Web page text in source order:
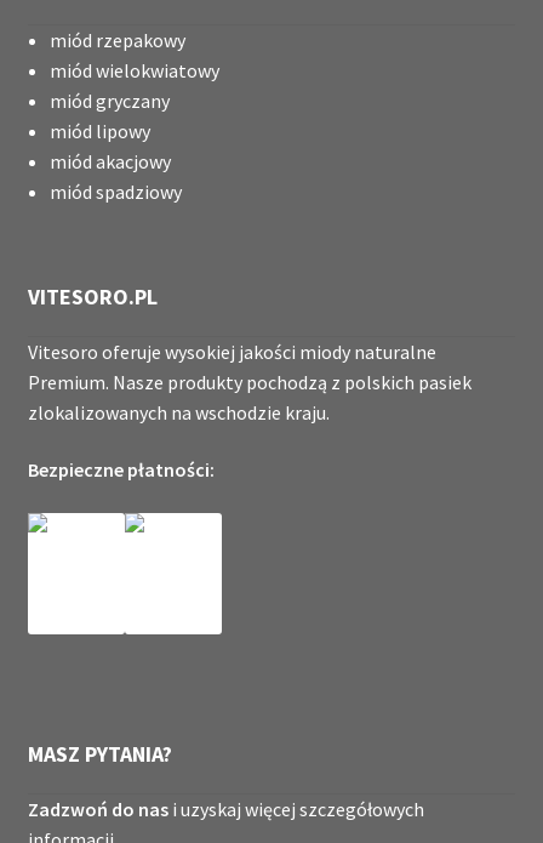
miód rzepakowy
miód wielokwiatowy
miód gryczany
miód lipowy
miód akacjowy
miód spadziowy
VITESORO.PL
Vitesoro oferuje wysokiej jakości miody naturalne
Premium. Nasze produkty pochodzą z polskich pasiek
zlokalizowanych na wschodzie kraju.
Bezpieczne płatności:
MASZ PYTANIA?
Zadzwoń do nasi uzyskaj więcej szczegółowych